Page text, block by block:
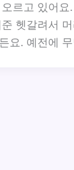
르고 있어
헷갈려서
요. 예전에